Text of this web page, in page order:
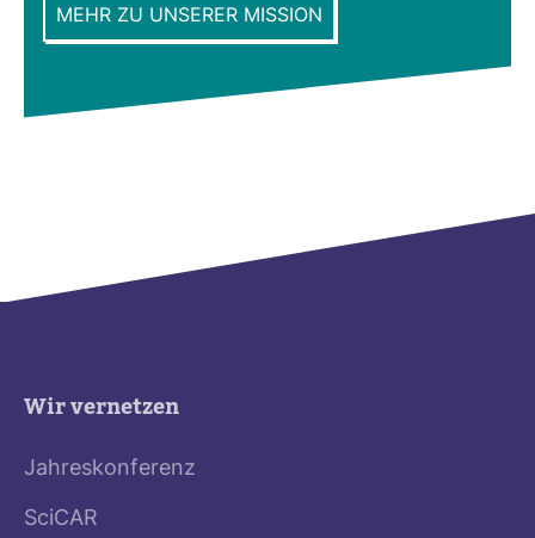
MEHR ZU UNSERER MISSION
Wir vernetzen
Jahreskonferenz
SciCAR